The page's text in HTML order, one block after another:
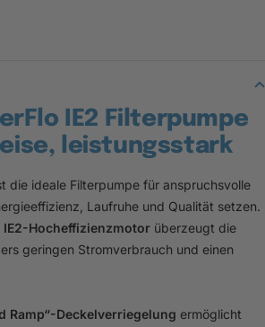
IE2 Filterpumpe
leistungsstark
die ideale Filterpumpe für anspruchsvolle
Laufruhe und Qualität setzen.
IE2-Hocheffizienzmotor überzeugt die
geringen Stromverbrauch und einen
Ramp“-Deckelverriegelung ermöglicht